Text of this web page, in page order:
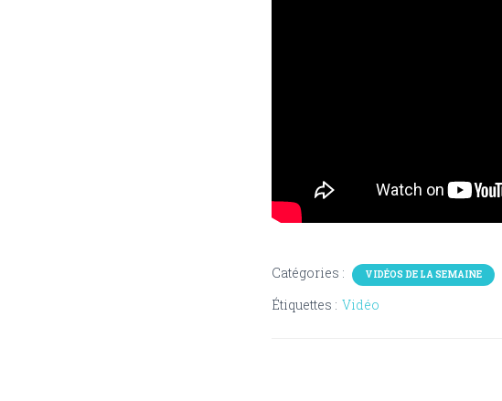
Catégories : VIDÉOS DE LA SEMAINE
Étiquettes : Vidéo